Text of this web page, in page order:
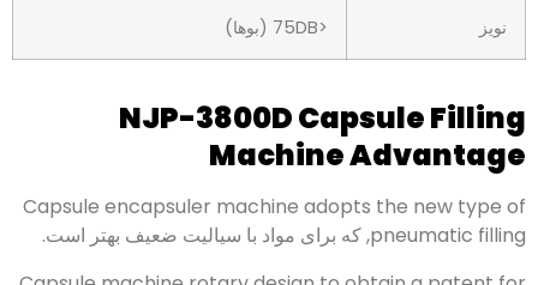
نویز <75DB (بوها)
NJP-3800D Capsule Filling
Machine Advantage
Capsule encapsuler machine adopts the new type of
pneumatic filling, که برای مواد با سیالیت ضعیف بهتر است.